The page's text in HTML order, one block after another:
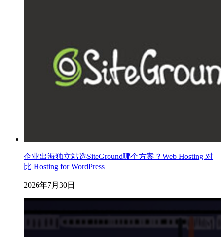
企业出海独立站选SiteGround哪个方案？Web Hosting 对
比 Hosting for WordPress
2026年7月30日